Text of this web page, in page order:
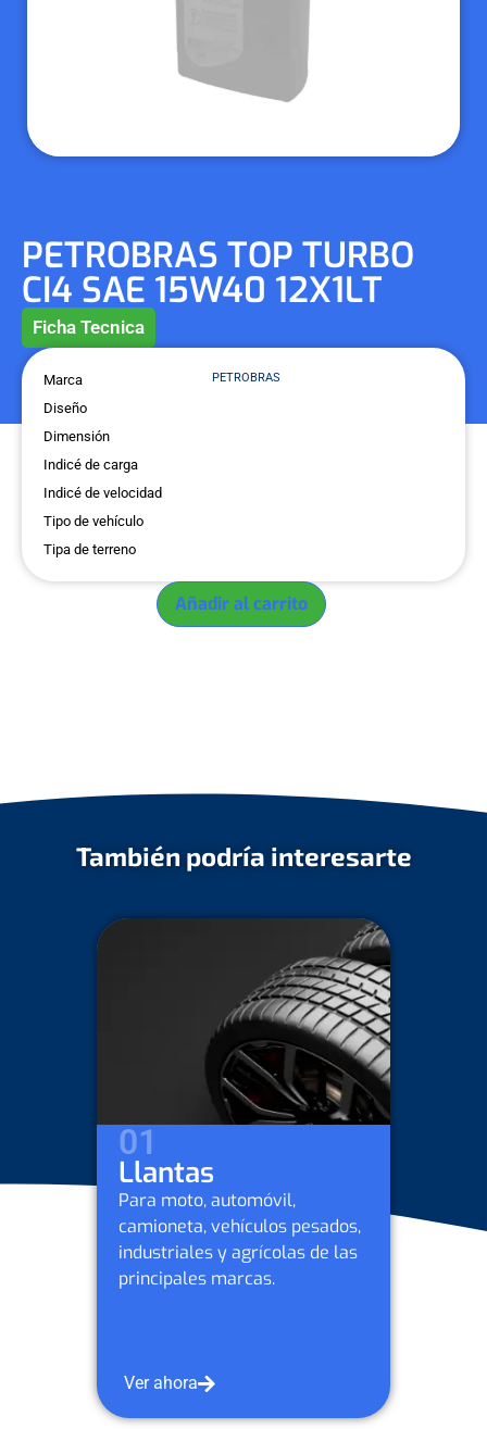
PETROBRAS TOP TURBO
CI4 SAE 15W40 12X1LT
Ficha Tecnica
Marca
Diseño
Dimensión
Indicé de carga
Indicé de velocidad
Tipo de vehículo
Tipa de terreno
PETROBRAS
Añadir al carrito
También podría interesarte
pesados,
agrícolas de las